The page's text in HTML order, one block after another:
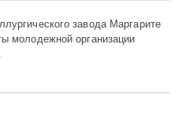
завода Маргарите
молодежной организации